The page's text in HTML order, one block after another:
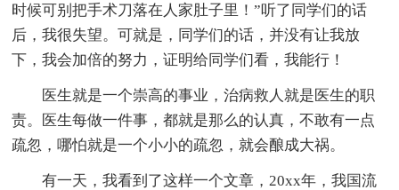
时候可别把手术刀落在人家肚子里！”听了同学们的话
后，我很失望。可就是，同学们的话，并没有让我放
下，我会加倍的努力，证明给同学们看，我能行！
医生就是一个崇高的事业，治病救人就是医生的职
责。医生每做一件事，都就是那么的认真，不敢有一点
疏忽，哪怕就是一个小小的疏忽，就会酿成大祸。
有一天，我看到了这样一个文章，20xx年，我国流